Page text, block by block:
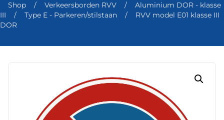
Shop / Verkeersborden RVV /
Aluminium DOR - klasse
III
/ Type E - Parkeren/stilstaan /
RVV model E01 klasse III
DOR